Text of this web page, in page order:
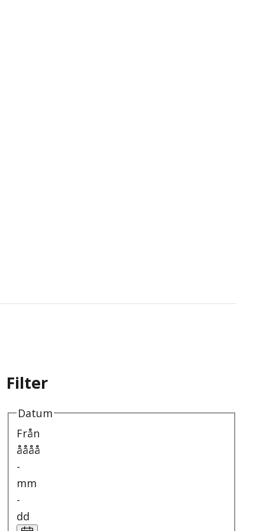
Filter
Datum
Från
åååå
-
mm
-
dd